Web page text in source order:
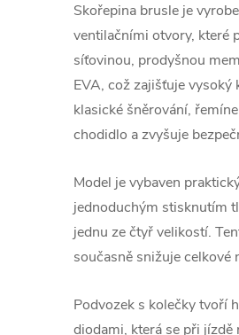
Skořepina brusle je
ventilačními otvory, které
síťovinou, prodyšnou
EVA, což zajišťuje
klasické šněrování,
chodidlo a zvyšuje
Model je vybaven
jednoduchým stisknutím
jednu ze čtyř velikostí.
současně snižuje celkové
Podvozek s kolečky tvoří
diodami, která se při